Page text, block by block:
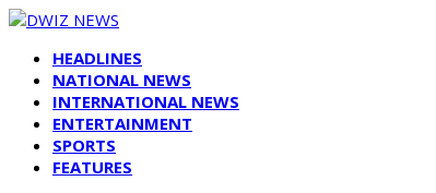
HEADLINES
NATIONAL NEWS
INTERNATIONAL NEWS
ENTERTAINMENT
SPORTS
FEATURES